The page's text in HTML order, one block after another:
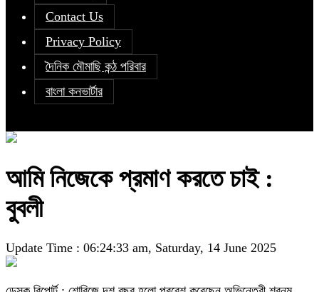
Contact Us
Privacy Policy
দৈনিক মৌমাছি কন্ঠ পরিবার
বাংলা কনভার্টার
আমি নিজেকে প্রমাণ করতে চাই :
বুবলী
Update Time : 06:24:33 am, Saturday, 14 June 2025